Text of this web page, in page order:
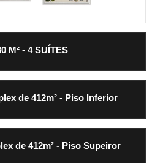
M² - 4 SUÍTES
de 412m² - Piso Inferior
de 412m² - Piso Supeiror